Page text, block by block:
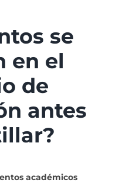
se
en el
de
antes
académicos